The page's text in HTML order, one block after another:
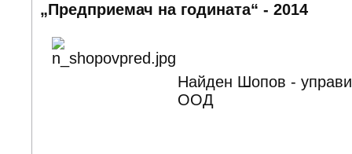
„Предприемач на годината“ - 2014
Найден Шопов -
ООД